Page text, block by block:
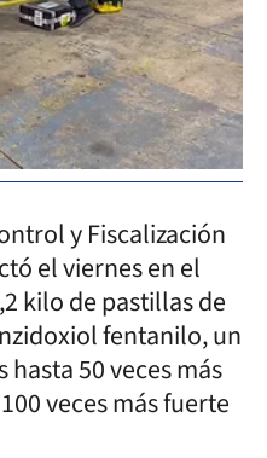
y Fiscalización
el viernes en el
kilo de pastillas de
fentanilo, un
50 veces más
veces más fuerte